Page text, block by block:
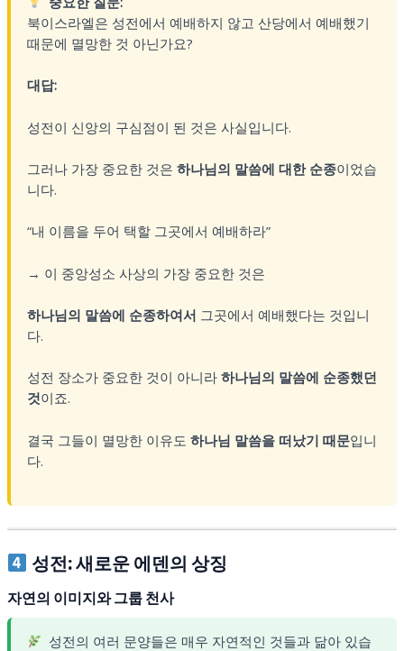
북이스라엘은 성전에서 예배하지 않고 산당에서 예배했기
때문에 멸망한 것 아닌가요?
대답:
성전이 신앙의 구심점이 된 것은 사실입니다.
그러나 가장 중요한 것은 하나님의 말씀에 대한 순종이었습
니다.
“내 이름을 두어 택할 그곳에서 예배하라”
→ 이 중앙성소 사상의 가장 중요한 것은
하나님의 말씀에 순종하여서 그곳에서 예배했다는 것입니
다.
성전 장소가 중요한 것이 아니라 하나님의 말씀에 순종했던
것이죠.
결국 그들이 멸망한 이유도 하나님 말씀을 떠났기 때문입니
다.
성전: 새로운 에덴의 상징
자연의 이미지와 그룹 천사
성전의 여러 문양들은 매우 자연적인 것들과 닮아 있습